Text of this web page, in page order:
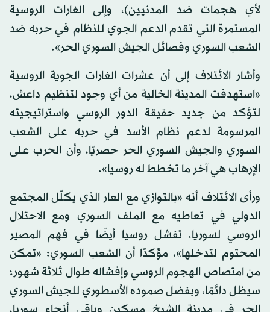
لأي هجمات ضد المدنيين)، وإلى الغارات الروسية
المستمرة التي تقدم الدعم الجوي للنظام في حربه ضد
الشعب السوري وفصائل الجيش السوري الحر».
وأشار الائتلاف إلى أن عشرات الغارات الجوية الروسية
«استهدفت المدينة الخالية من أي وجود لتنظيم داعش،
لتؤكد من جديد حقيقة الدور الروسي واستراتيجيته
المرسومة لدعم نظام الأسد في حربه على الشعب
السوري والجيش السوري الحر حصريًا، وأن الحرب على
الإرهاب هي آخر ما تخطط له روسيا».
ورأى الائتلاف أنه «بالتوازي مع العار الذي يكلّل المجتمع
الدولي في تعاطيه مع الملف السوري ومع الاحتلال
الروسي لسوريا، تفشل روسيا أيضًا في فهم المصير
المحتوم لتدخلها»، مؤكدًا أن الشعب السوري: «تمكن
من امتصاص الهجوم الروسي وإفشاله طوال ثلاثة شهور؛
سيظل دائمًا، وبفضل صموده الأسطوري للجيش السوري